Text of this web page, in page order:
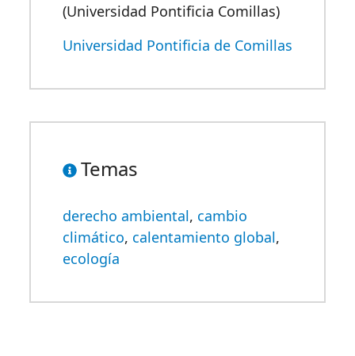
(Universidad Pontificia Comillas)
Universidad Pontificia de Comillas
Temas
derecho ambiental, cambio
climático, calentamiento global,
ecología